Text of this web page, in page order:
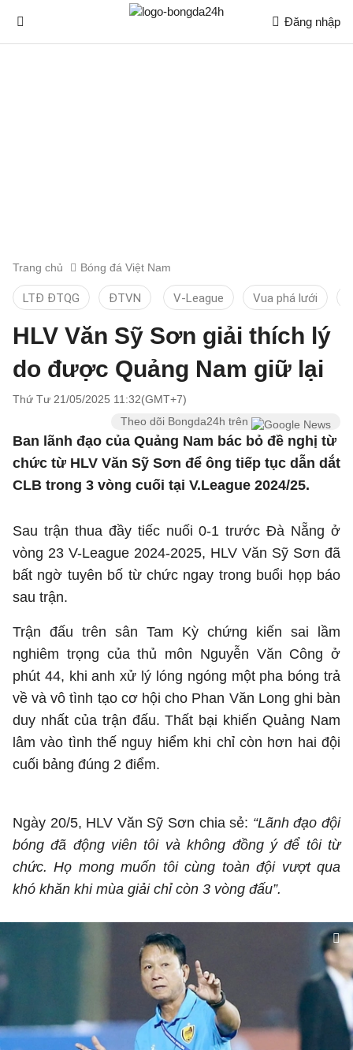
Đăng nhập
Trang chủ Bóng đá Việt Nam
LTĐ ĐTQG ĐTVN V-League Vua phá lưới
HLV Văn Sỹ Sơn giải thích lý
do được Quảng Nam giữ lại
Thứ Tư 21/05/2025 11:32(GMT+7)
Theo dõi Bongda24h trên
Ban lãnh đạo của Quảng Nam bác bỏ đề nghị từ
chức từ HLV Văn Sỹ Sơn để ông tiếp tục dẫn dắt
CLB trong 3 vòng cuối tại V.League 2024/25.
Sau trận thua đầy tiếc nuối 0-1 trước Đà Nẵng ở
vòng 23 V-League 2024-2025, HLV Văn Sỹ Sơn đã
bất ngờ tuyên bố từ chức ngay trong buổi họp báo
sau trận.
Trận đấu trên sân Tam Kỳ chứng kiến sai lầm
nghiêm trọng của thủ môn Nguyễn Văn Công ở
phút 44, khi anh xử lý lóng ngóng một pha bóng trả
về và vô tình tạo cơ hội cho Phan Văn Long ghi bàn
duy nhất của trận đấu. Thất bại khiến Quảng Nam
lâm vào tình thế nguy hiểm khi chỉ còn hơn hai đội
cuối bảng đúng 2 điểm.
Ngày 20/5, HLV Văn Sỹ Sơn chia sẻ: “Lãnh đạo đội
bóng đã động viên tôi và không đồng ý để tôi từ
chức. Họ mong muốn tôi cùng toàn đội vượt qua
khó khăn khi mùa giải chỉ còn 3 vòng đấu”.